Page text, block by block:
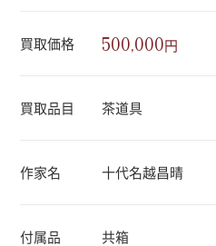
買取価格 500,000円
買取品目 茶道具
作家名 十代名越昌晴
付属品 共箱